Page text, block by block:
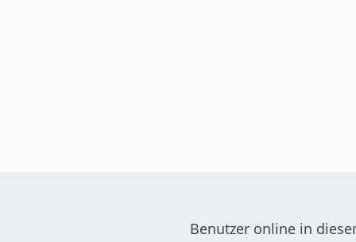
Benutzer online in